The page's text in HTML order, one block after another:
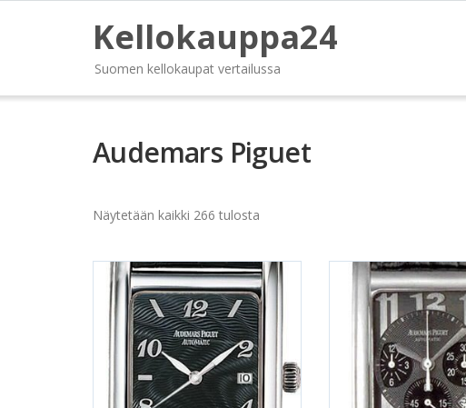
Kellokauppa24
Suomen kellokaupat vertailussa
Audemars Piguet
Näytetään kaikki 266 tulosta